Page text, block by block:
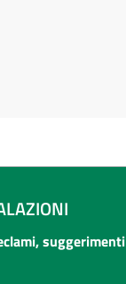
suggerimenti